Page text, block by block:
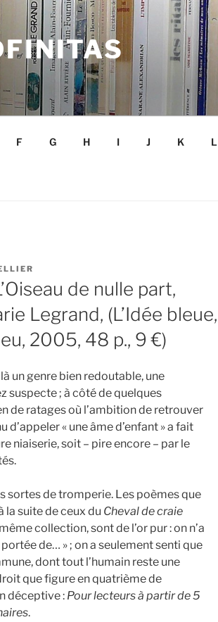
F G H I J K L
de nulle part,
Legrand, (L’Idée bleue,
2005, 48 p., 9 €)
un genre bien redoutable, une
suspecte ; à côté de quelques
de ratages où l’ambition de retrouver
« une âme d’enfant » a fait
niaiserie, soit – pire encore – par le
sortes de tromperie. Les poèmes que
la suite de ceux du Cheval de craie
collection, sont de l’or pur : on n’a
de… » ; on a seulement senti que
dont tout l’humain reste une
que figure en quatrième de
déceptive : Pour lecteurs à partir de 5
.